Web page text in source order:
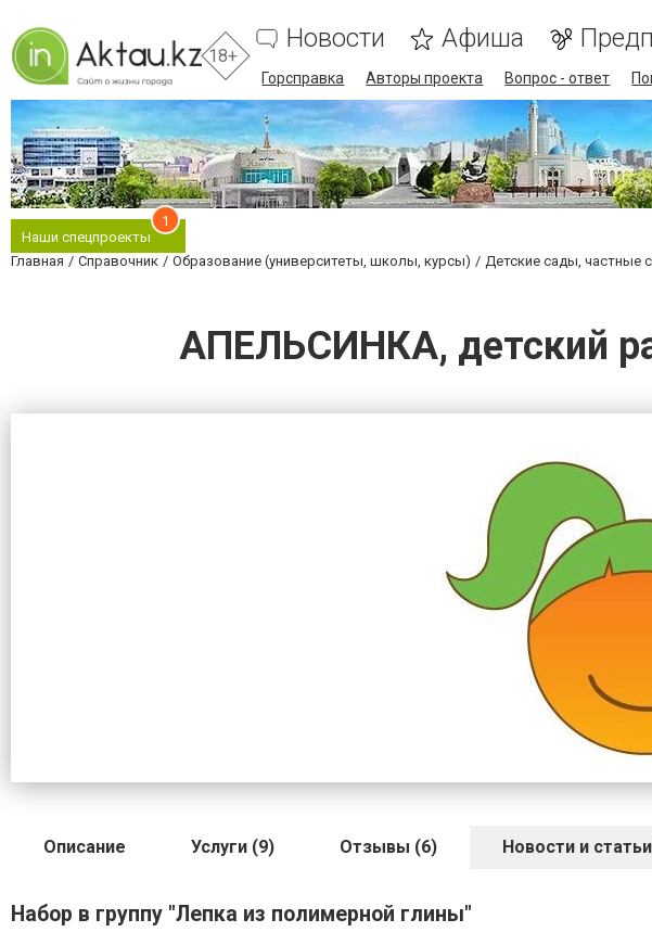
18+
Новости Афиша
Горсправка Авторы проекта Вопрос - ответ
Наши спецпроекты
1
Главная Справочник Образование (университеты, школы, курсы) Детские сады, частные
АПЕЛЬСИНКА, детский
Описание Услуги (9) Отзывы (6) Новости и
Набор в группу "Лепка из полимерной глины"